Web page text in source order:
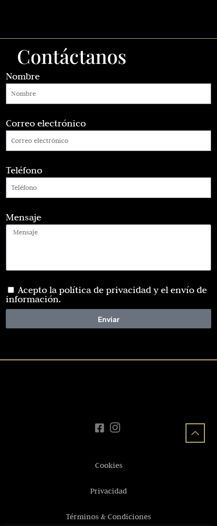
Contáctanos
Nombre
Correo electrónico
Teléfono
Mensaje
Acepto la política de privacidad y el envío de
información.
Enviar
Cookies
Privacidad
Términos & Condiciones